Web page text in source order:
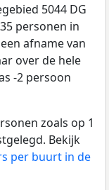
5044 DG
personen in
afname van
over de hele
-2 persoon
zoals op 1
Bekijk
per buurt in de